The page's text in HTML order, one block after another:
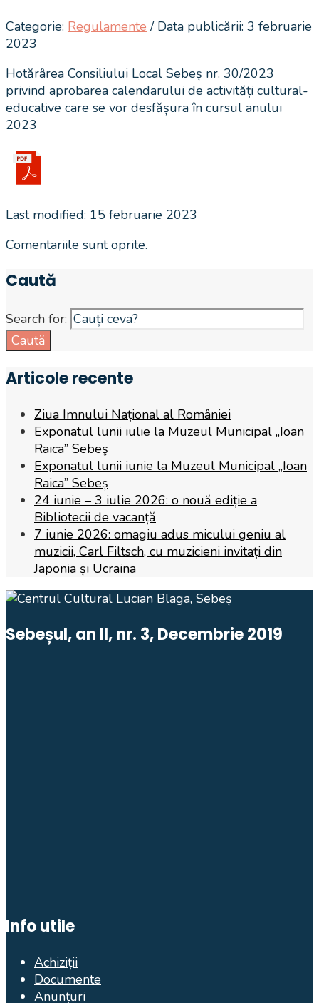
Categorie: Regulamente / Data publicării: 3 februarie
2023
Hotărârea Consiliului Local Sebeș nr. 30/2023
privind aprobarea calendarului de activități cultural-
educative care se vor desfășura în cursul anului
2023
Last modified: 15 februarie 2023
Comentariile sunt oprite.
Caută
Search for:
Caută
Articole recente
Ziua Imnului Național al României
Exponatul lunii iulie la Muzeul Municipal „Ioan
Raica” Sebeş
Exponatul lunii iunie la Muzeul Municipal „Ioan
Raica” Sebeș
24 iunie – 3 iulie 2026: o nouă ediție a
Bibliotecii de vacanță
7 iunie 2026: omagiu adus micului geniu al
muzicii, Carl Filtsch, cu muzicieni invitați din
Japonia și Ucraina
Sebeșul, an II, nr. 3, Decembrie 2019
Info utile
Achiziții
Documente
Anunțuri